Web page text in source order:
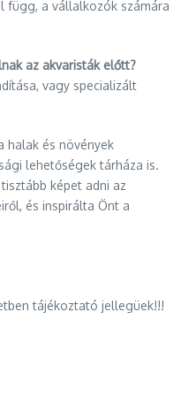
függ, a vállalkozók számára
az akvaristák előtt?
vagy specializált
halak és növények
lehetőségek tárháza is.
képet adni az
és inspirálta Önt a
tájékoztató jellegüek!!!